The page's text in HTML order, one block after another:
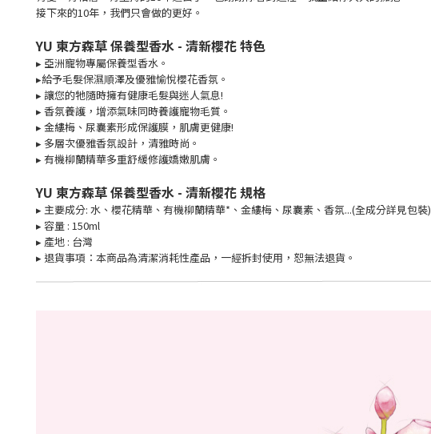
接下來的10年，我們只會做的更好。
YU 東方森草 保養型香水 - 清新櫻花 特色
▸ 亞洲寵物專屬保養型香水。
▸給予毛髮保濕順澤及優雅愉悅櫻花香氛。
▸ 讓您的牠隨時擁有健康毛髮與迷人氣息!
▸ 香氛養護，增添氣味同時養護寵物毛質。
▸ 金縷梅、尿囊素形成保護膜，肌膚更健康!
▸ 多層次優雅香氛設計，清雅時尚。
▸ 有機柳蘭精華多重舒緩修護嬌嫩肌膚。
YU 東方森草 保養型香水 - 清新櫻花 規格
▸主要成分: 水、櫻花精華、有機柳蘭精華*、金縷梅、尿囊素、香氛...(全成分詳見包裝)
▸ 容量 : 150ml
▸ 產地 : 台灣
▸退貨事項：本商品為清潔消耗性產品，一經拆封使用，恕無法退貨。